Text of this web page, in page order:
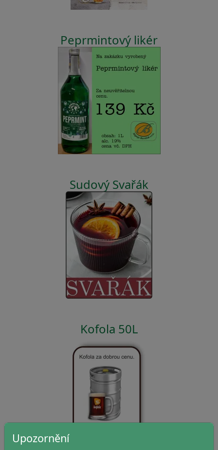
Peprmintový likér
Sudový Svařák
Kofola 50L
Upozornění